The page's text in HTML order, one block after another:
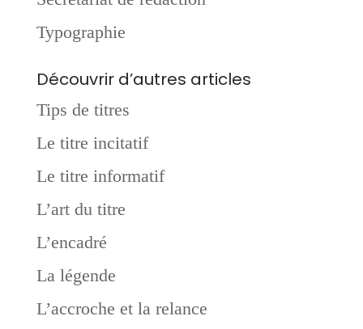
Typographie
Découvrir d’autres articles
Tips de titres
Le titre incitatif
Le titre informatif
L’art du titre
L’encadré
La légende
L’accroche et la relance